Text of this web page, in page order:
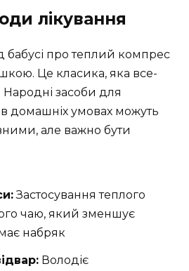
лікування
бабусі про теплий компрес
Це класика, яка все-
засоби для
домашніх умовах можуть
але важно бути
Застосування теплого
чаю, який зменшує
набряк
Володіє